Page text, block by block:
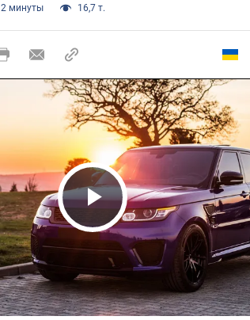
2 минуты 16,7 т.
Play Video